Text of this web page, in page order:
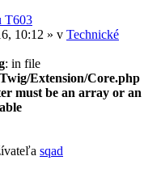
T603
10:12 » v Technické
: in file
Extension/Core.php
must be an array or an
sqad